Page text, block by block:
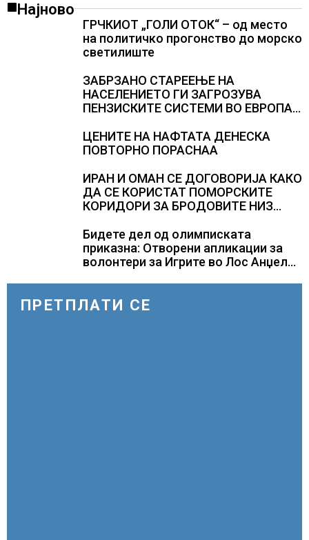
Најново
ГРЧКИОТ „ГОЛИ ОТОК“ – од место
на политичко прогонство до морско
светилиште
ЗАБРЗАНО СТАРЕЕЊЕ НА
НАСЕЛЕНИЕТО ГИ ЗАГРОЗУВА
ПЕНЗИСКИТЕ СИСТЕМИ ВО ЕВРОПА и
ЦЕНИТЕ НА НАФТАТА ДЕНЕСКА
ПОВТОРНО ПОРАСНАА
ИРАН И ОМАН СЕ ДОГОВОРИЈА КАКО
ДА СЕ КОРИСТАТ ПОМОРСКИТЕ
КОРИДОРИ ЗА БРОДОВИТЕ НИЗ
Бидете дел од олимписката
приказна: Отворени апликации за
волонтери за Игрите во Лос Анџелес
ПРЕТПЛАТИ СЕ